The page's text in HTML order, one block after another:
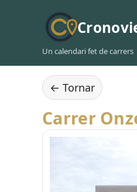
Un calendari fet de carrers
← Tornar
Carrer